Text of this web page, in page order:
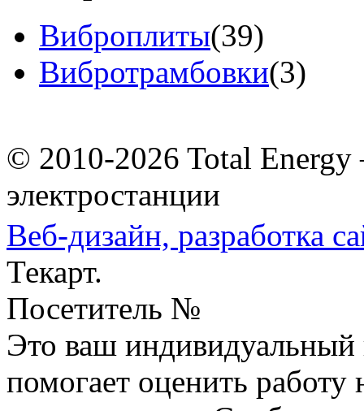
Виброплиты(39)
Вибротрамбовки(3)
© 2010-2026 Total
электростанции
Веб-дизайн, разработка
Текарт.
Посетитель №
Это ваш
помогает оценить работу